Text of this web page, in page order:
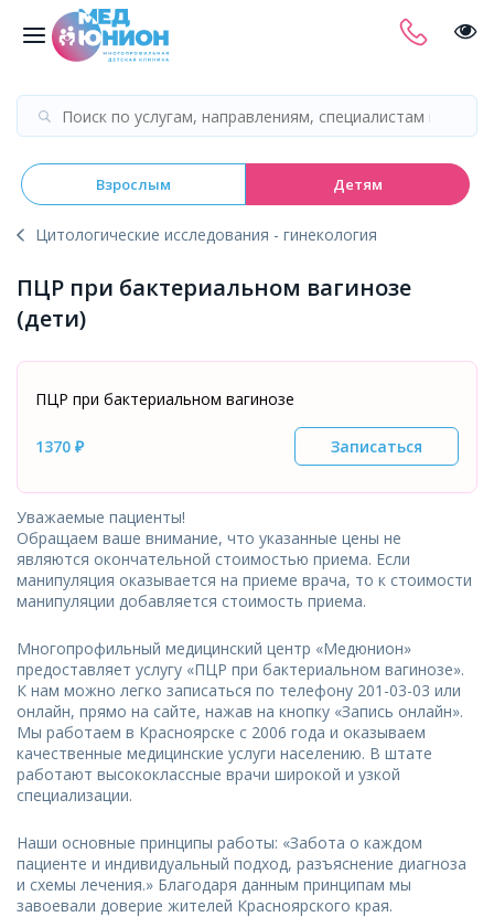
Взрослым Детям
Цитологические исследования - гинекология
ПЦР при бактериальном вагинозе
(дети)
ПЦР при бактериальном вагинозе
1370 ₽ Записаться
Уважаемые пациенты!
Обращаем ваше внимание, что указанные цены не
являются окончательной стоимостью приема. Если
манипуляция оказывается на приеме врача, то к стоимости
манипуляции добавляется стоимость приема.
Многопрофильный медицинский центр «Медюнион»
предоставляет услугу «ПЦР при бактериальном вагинозе».
К нам можно легко записаться по телефону 201-03-03 или
онлайн, прямо на сайте, нажав на кнопку «Запись онлайн».
Мы работаем в Красноярске с 2006 года и оказываем
качественные медицинские услуги населению. В штате
работают высококлассные врачи широкой и узкой
специализации.
Наши основные принципы работы: «Забота о каждом
пациенте и индивидуальный подход, разъяснение диагноза
и схемы лечения.» Благодаря данным принципам мы
завоевали доверие жителей Красноярского края.